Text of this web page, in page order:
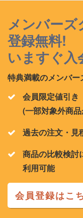
メンバーズ
登録無料!
いますぐ入
特典満載のメンバー
会員限定値引き
(一部対象外商
過去の注文・見
商品の比較検討
利用可能
会員登録はこ